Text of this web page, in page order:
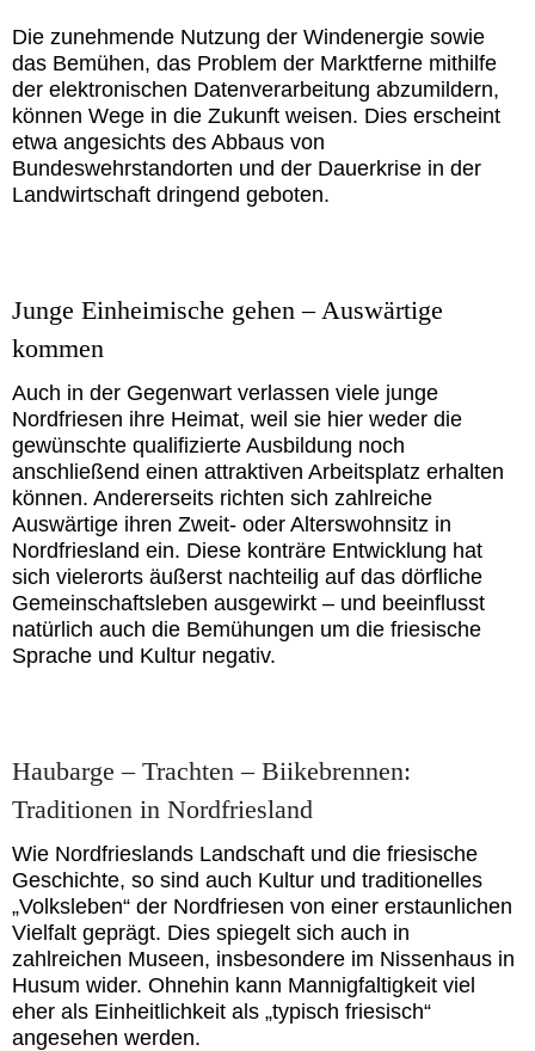
Die zunehmende Nutzung der Windenergie sowie
das Bemühen, das Problem der Marktferne mithilfe
der elektronischen Datenverarbeitung abzumildern,
können Wege in die Zukunft weisen. Dies erscheint
etwa angesichts des Abbaus von
Bundeswehrstandorten und der Dauerkrise in der
Landwirtschaft dringend geboten.
Junge Einheimische gehen – Auswärtige
kommen
Auch in der Gegenwart verlassen viele junge
Nordfriesen ihre Heimat, weil sie hier weder die
gewünschte qualifizierte Ausbildung noch
anschließend einen attraktiven Arbeitsplatz erhalten
können. Andererseits richten sich zahlreiche
Auswärtige ihren Zweit- oder Alterswohnsitz in
Nordfriesland ein. Diese konträre Entwicklung hat
sich vielerorts äußerst nachteilig auf das dörfliche
Gemeinschaftsleben ausgewirkt – und beeinflusst
natürlich auch die Bemühungen um die friesische
Sprache und Kultur negativ.
Haubarge – Trachten – Biikebrennen:
Traditionen in Nordfriesland
Wie Nordfrieslands Landschaft und die friesische
Geschichte, so sind auch Kultur und traditionelles
„Volksleben“ der Nordfriesen von einer erstaunlichen
Vielfalt geprägt. Dies spiegelt sich auch in
zahlreichen Museen, insbesondere im Nissenhaus in
Husum wider. Ohnehin kann Mannigfaltigkeit viel
eher als Einheitlichkeit als „typisch friesisch“
angesehen werden.